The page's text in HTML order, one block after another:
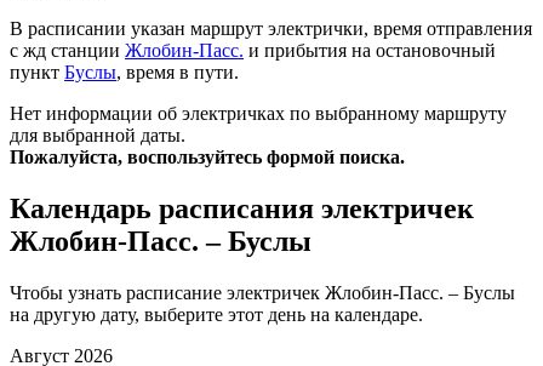
В расписании указан маршрут электрички, время отправления
с жд станции Жлобин-Пасс. и прибытия на остановочный
пункт Буслы, время в пути.
Нет информации об электричках по выбранному маршруту
для выбранной даты.
Пожалуйста, воспользуйтесь формой поиска.
Календарь расписания электричек
Жлобин-Пасс. – Буслы
Чтобы узнать расписание электричек Жлобин-Пасс. – Буслы
на другую дату, выберите этот день на календаре.
Август 2026